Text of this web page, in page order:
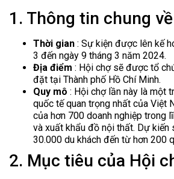
1. Thông tin chung
Thời gian : Sự kiện được lên kế
3 đến ngày 9 tháng 3 năm 2024.
Địa điểm : Hội chợ sẽ được tổ
đặt tại Thành phố Hồ Chí Minh.
Quy mô : Hội chợ lần này là một
quốc tế quan trọng nhất của Việt
của hơn 700 doanh nghiệp trong
và xuất khẩu đồ nội thất. Dự kiến
30.000 du khách đến từ hơn 200
2. Mục tiêu của Hội